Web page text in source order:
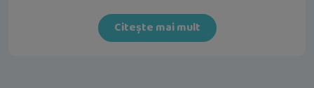
Citește mai mult